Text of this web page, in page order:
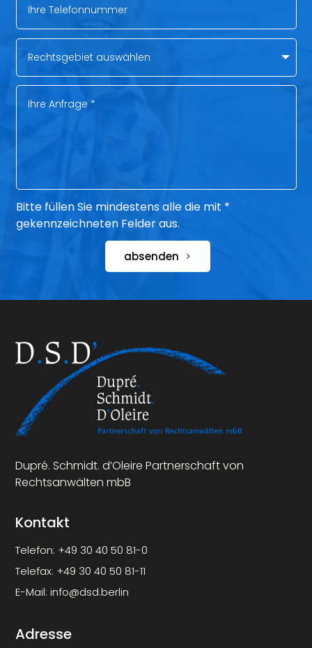
Bitte füllen Sie mindestens alle die mit *
gekennzeichneten Felder aus.
absenden
Dupré. Schmidt. d’Oleire Partnerschaft von
Rechtsanwälten mbB
Kontakt
Telefon: +49 30 40 50 81-0
Telefax: +49 30 40 50 81-11
E-Mail:info@dsd.berlin
Adresse